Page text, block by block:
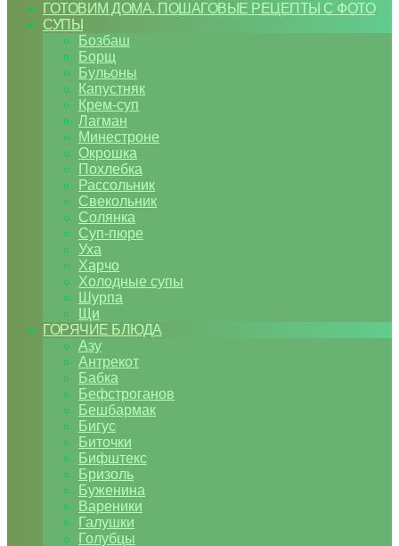
ГОТОВИМ ДОМА. ПОШАГОВЫЕ РЕЦЕПТЫ С ФОТО
СУПЫ
Бозбаш
Борщ
Бульоны
Капустняк
Крем-суп
Лагман
Минестроне
Окрошка
Похлебка
Рассольник
Свекольник
Солянка
Суп-пюре
Уха
Харчо
Холодные супы
Шурпа
Щи
ГОРЯЧИЕ БЛЮДА
Азу
Антрекот
Бабка
Бефстроганов
Бешбармак
Бигус
Биточки
Бифштекс
Бризоль
Буженина
Вареники
Галушки
Голубцы